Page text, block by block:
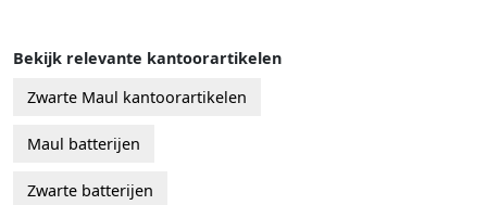
Bekijk relevante kantoorartikelen
Zwarte Maul kantoorartikelen
Maul batterijen
Zwarte batterijen